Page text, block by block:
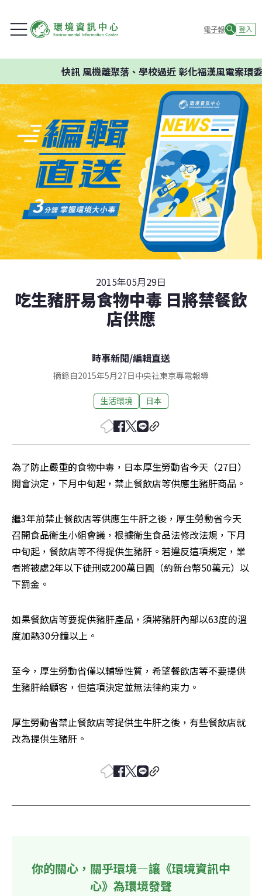
電子報 登入
快訊風機離聚落、學校過近 彰化福漢風電案環委
2015年05月29日
吃生豬肝易食物中毒 日將禁餐飲
店供應
時事新聞/編輯直送
摘錄自2015年5月27日中央社東京專電報導
生活環境 日本
為了防止嚴重的食物中毒，日本厚生勞動省今天（27日）
開會決定，下月中旬起，禁止餐飲店等供應生豬肝商品。
繼3年前禁止餐飲店等供應生牛肝之後，厚生勞動省今天
召開食品衛生小組會議，根據衛生食品法修改法規，下月
中旬起，餐飲店等不得提供生豬肝。若違反這項規定，業
者將被處2年以下徒刑或200萬日圓（約新台幣50萬元）以
下罰金。
如果餐飲店等要提供豬肝產品，須將豬肝內部以63度的溫
度加熱30分鐘以上。
至今，厚生勞動省僅以輔導性質，希望餐飲店等不要提供
生豬肝給顧客，但這項決定並無法律約束力。
厚生勞動省禁止餐飲店等提供生牛肝之後，有些餐飲店就
改為提供生豬肝。
你的關心，關乎環境—讓《環境資訊中
心》為環境發聲